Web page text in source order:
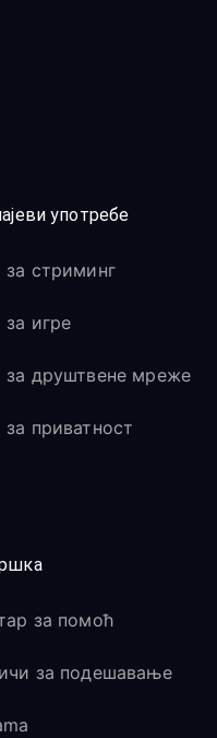
употребе
за стриминг
за игре
за друштвене мреже
за приватност
за помоћ
за подешавање